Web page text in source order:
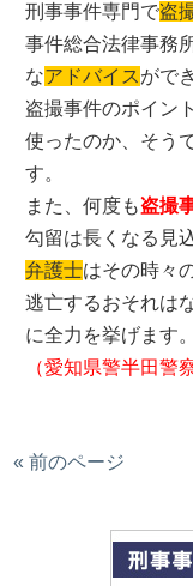
刑事事件専門で盗
事件総合法律事務
なアドバイスがで
盗撮事件のポイン
使ったのか、そう
す。
また、何度も盗撮
勾留は長くなる見
弁護士はその時々
逃亡するおそれは
に全力を挙げます。
（愛知県警半田警
« 前のページ